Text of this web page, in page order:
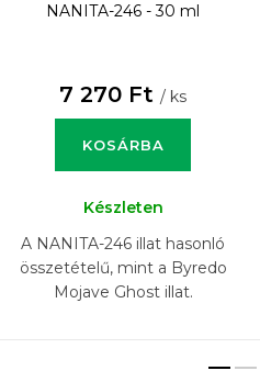
NANITA-246 - 30 ml
7 270 Ft / ks
KOSÁRBA
Készleten
A NANITA-246 illat hasonló
összetételű, mint a Byredo
Mojave Ghost illat.